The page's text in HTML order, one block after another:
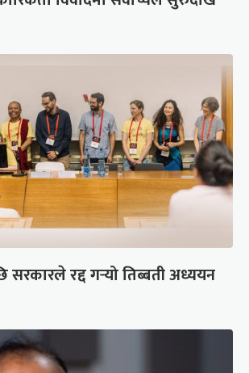
सरकारले रद्द गर्‍यो तिब्बती अध्ययन